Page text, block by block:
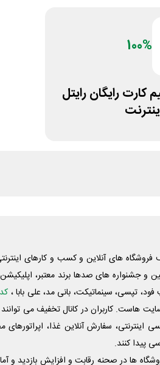
100%
کارت رایگان رایتل
های آنلاین و کسب و‌ کارهای
و جشنواره های صدها برند معتبر،
تپسی، سینماتیکت، بانی مد، علی‌ بابا ،
‌هاست. کاربران در کانال تخفیف می توانند
سفارش آنلاین غذا، اپراتورهای
پیدا کنند.
ها در صحنه رقابت و افزایش بازدید و